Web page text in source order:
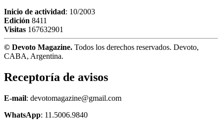
Inicio de actividad: 10/2003
Edición 8411
Visitas 167632901
© Devoto Magazine. Todos los derechos reservados. Devoto,
CABA, Argentina.
Receptoría de avisos
E-mail: devotomagazine@gmail.com
WhatsApp: 11.5006.9840